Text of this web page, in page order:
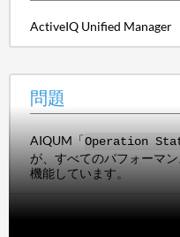
ActiveIQ Unified Manager
問題
AIQUM「Operation
が、すべてのパフォーマ
機能しています。